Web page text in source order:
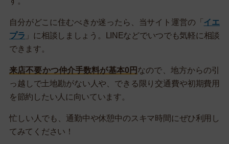
自分がどこに住むべきか迷ったら、当サイト運営の「 イエ
プラ 」に相談しましょう。LINEなどでいつでも気軽に相談
できます。
来店不要かつ仲介手数料が基本0円 なので、地方からの引
っ越しで土地勘がない人や、できる限り交通費や初期費用
を節約したい人に向いています。
忙しい人でも、通勤中や休憩中のスキマ時間にぜひ利用し
てみてください！